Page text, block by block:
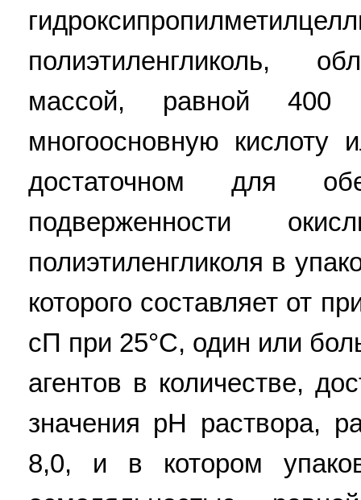
полиэтиленгликоль,
массой, равной
многоосновную кислоту
достаточном для
подверженности
полиэтиленгликоля в
которого составляет от
сП при 25°С, один или
агентов в количестве,
значения рН раствора,
8,0, и в котором